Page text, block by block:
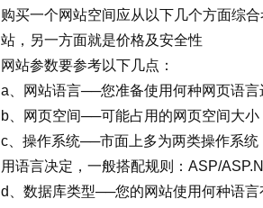
购买一个网站空间应从以下几个方面综
站，另一方面就是价格及安全性
网站参数要参考以下几点：
a、网站语言──您准备使用何种网页语
b、网页空间──可能占用的网页空间大小
c、操作系统──市面上多为两类操作系
用语言决定，一般搭配规则：ASP/
d、数据库类型──您的网站使用何种语